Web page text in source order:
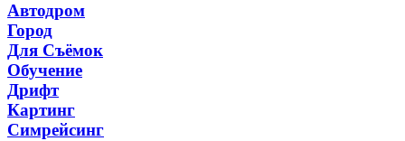
Автодром
Город
Для Съёмок
Обучение
Дрифт
Картинг
Симрейсинг